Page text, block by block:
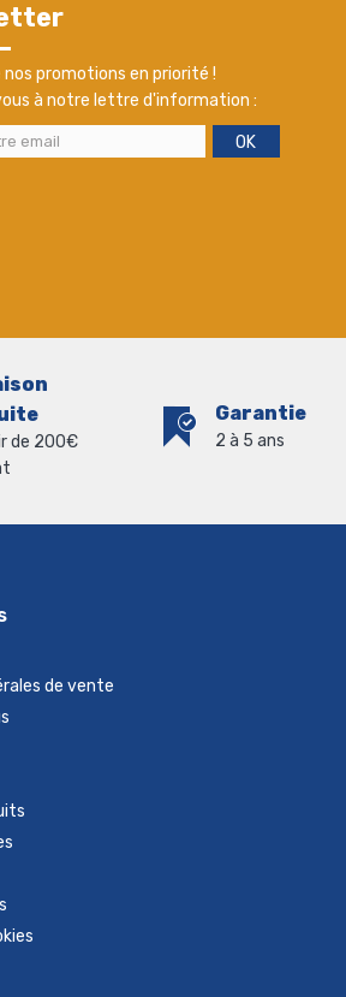
promotions en priorité !
à notre lettre d'information :
OK
de 200€
Garantie
2 à 5 ans
de vente